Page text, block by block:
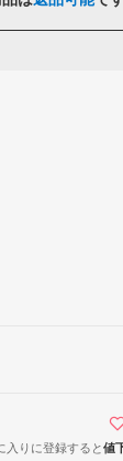
入りに登録すると値